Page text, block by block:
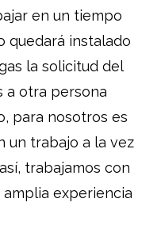
en un tiempo
quedará instalado
la solicitud del
a otra persona
para nosotros es
un trabajo a la vez
trabajamos con
experiencia